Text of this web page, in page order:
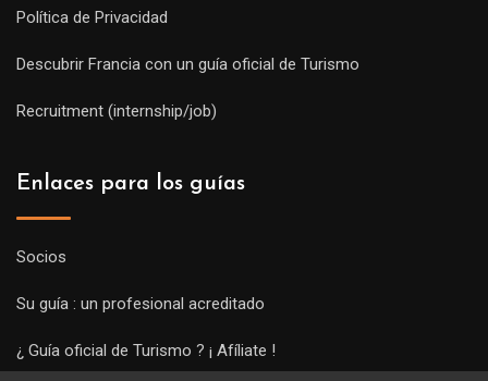
Política de Privacidad
Descubrir Francia con un guía oficial de Turismo
Recruitment (internship/job)
Enlaces para los guías
Socios
Su guía : un profesional acreditado
¿ Guía oficial de Turismo ? ¡ Afíliate !